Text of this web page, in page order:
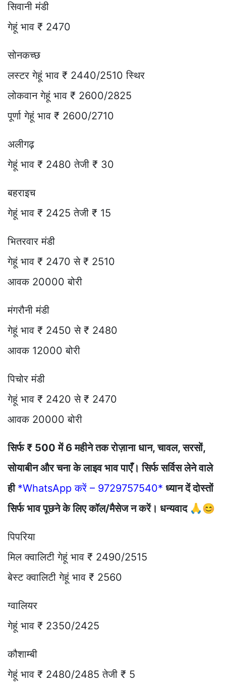
सिवानी मंडी
गेहूं भाव ₹ 2470
सोनकच्छ
लस्टर गेहूं भाव ₹ 2440/2510 स्थिर
लोकवान गेहूं भाव ₹ 2600/2825
पूर्णा गेहूं भाव ₹ 2600/2710
अलीगढ़
गेहूं भाव ₹ 2480 तेजी ₹ 30
बहराइच
गेहूं भाव ₹ 2425 तेजी ₹ 15
भितरवार मंडी
गेहूं भाव ₹ 2470 से ₹ 2510
आवक 20000 बोरी
मंगरौनी मंडी
गेहूं भाव ₹ 2450 से ₹ 2480
आवक 12000 बोरी
पिचोर मंडी
गेहूं भाव ₹ 2420 से ₹ 2470
आवक 20000 बोरी
सिर्फ ₹ 500 में 6 महीने तक रोज़ाना धान, चावल, सरसों,
सोयाबीन और चना के लाइव भाव पाएँ। सिर्फ सर्विस लेने वाले
ही *WhatsApp करें – 9729757540* ध्यान दें दोस्तों
सिर्फ भाव पूछने के लिए कॉल/मैसेज न करें। धन्यवाद 🙏😊
पिपरिया
मिल क्वालिटी गेहूं भाव ₹ 2490/2515
बेस्ट क्वालिटी गेहूं भाव ₹ 2560
ग्वालियर
गेहूं भाव ₹ 2350/2425
कौशाम्बी
गेहूं भाव ₹ 2480/2485 तेजी ₹ 5